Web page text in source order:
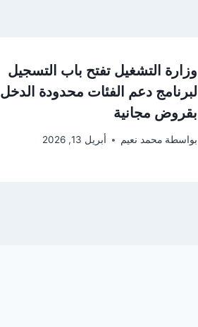
وزارة التشغيل تفتح باب التسجيل
لبرنامج دعم الفئات محدودة الدخل
بقروض مجانية
بواسطة محمد نعيم أبريل 13, 2026